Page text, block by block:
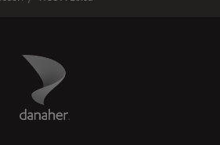
Danaher Logo